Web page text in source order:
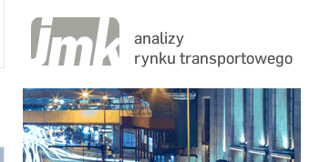
koszt sięgnie 3,6 mld zł
KONTRAKTY za darmo